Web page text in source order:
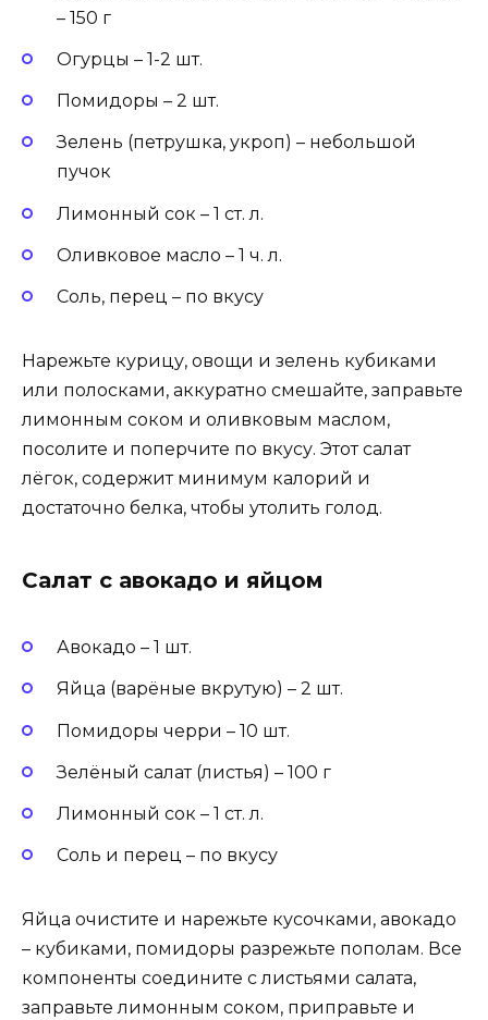
– 150 г
Огурцы – 1-2 шт.
Помидоры – 2 шт.
Зелень (петрушка, укроп) – небольшой
пучок
Лимонный сок – 1 ст. л.
Оливковое масло – 1 ч. л.
Соль, перец – по вкусу
Нарежьте курицу, овощи и зелень кубиками
или полосками, аккуратно смешайте, заправьте
лимонным соком и оливковым маслом,
посолите и поперчите по вкусу. Этот салат
лёгок, содержит минимум калорий и
достаточно белка, чтобы утолить голод.
Салат с авокадо и яйцом
Авокадо – 1 шт.
Яйца (варёные вкрутую) – 2 шт.
Помидоры черри – 10 шт.
Зелёный салат (листья) – 100 г
Лимонный сок – 1 ст. л.
Соль и перец – по вкусу
Яйца очистите и нарежьте кусочками, авокадо
– кубиками, помидоры разрежьте пополам. Все
компоненты соедините с листьями салата,
заправьте лимонным соком, приправьте и